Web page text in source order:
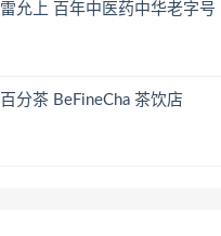
雷允上 百年中医药中华老字号
百分茶 BeFineCha 茶饮店